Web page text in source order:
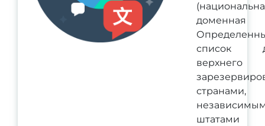
доменная
список
верхнего
странами,